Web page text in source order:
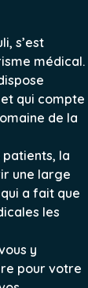
s’est
médical.
qui compte
de la
patients, la
une large
a fait que
les
y
pour votre